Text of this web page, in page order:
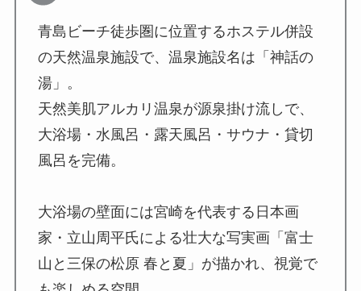
青島ビーチ徒歩圏に位置するホステル併設
の天然温泉施設で、温泉施設名は「神話の
湯」。
天然美肌アルカリ温泉が源泉掛け流しで、
大浴場・水風呂・露天風呂・サウナ・貸切
風呂を完備。
大浴場の壁面には宮崎を代表する日本画
家・立山周平氏による壮大な写実画「富士
山と三保の松原 春と夏」が描かれ、視覚で